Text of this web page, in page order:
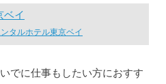
タルホテル東京ベイ
でに仕事もしたい方におすす